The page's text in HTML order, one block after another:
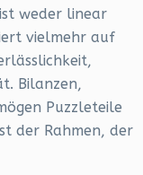
weder linear
vielmehr auf
Bilanzen,
Puzzleteile
der Rahmen, der